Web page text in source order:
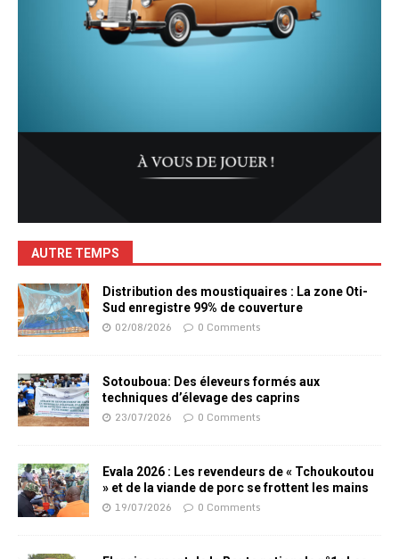
AUTRE TEMPS
Distribution des moustiquaires : La zone Oti-
Sud enregistre 99% de couverture
02/08/2026 0 Comments
Sotouboua: Des éleveurs formés aux
techniques d’élevage des caprins
23/07/2026 0 Comments
Evala 2026 : Les revendeurs de « Tchoukoutou
» et de la viande de porc se frottent les mains
19/07/2026 0 Comments